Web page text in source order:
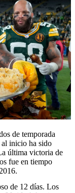
de temporada
al inicio ha sido
última victoria de
fue en tiempo
de 12 días. Los